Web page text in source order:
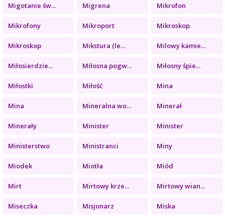
Migotanie św... Migrena Mikrofon
Mikrofony Mikroport Mikroskop
Mikroskop Mikstura (le... Milowy kamie...
Miłosierdzie... Miłosna pogw... Miłosny śpie...
Miłostki Miłość Mina
Mina Mineralna wo... Minerał
Minerały Minister Minister
Ministerstwo Ministranci Miny
Miodek Miotła Miód
Mirt Mirtowy krze... Mirtowy wian...
Miseczka Misjonarz Miska